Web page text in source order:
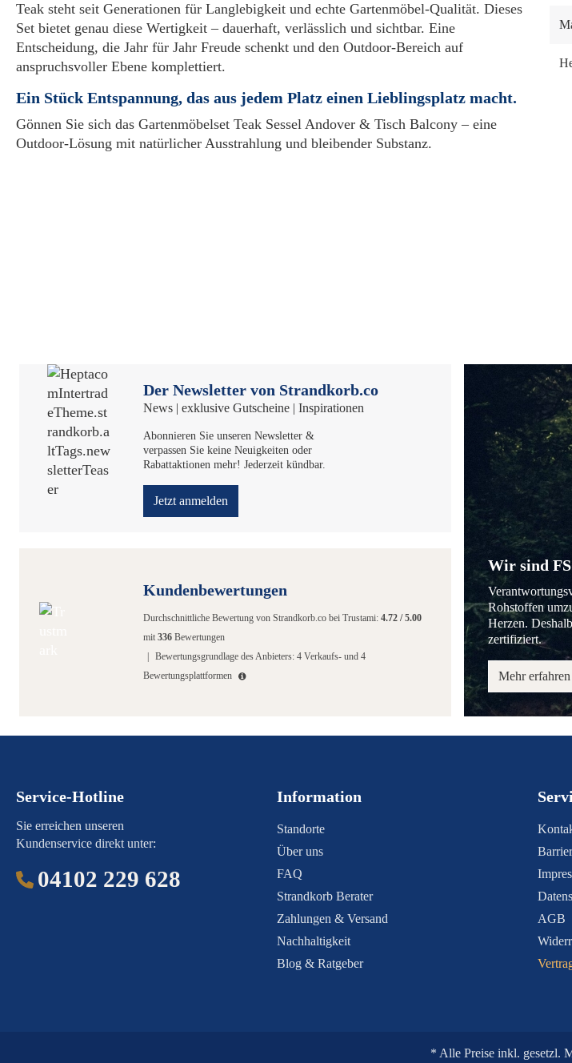
Teak steht seit Generationen für Langlebigkeit und echte Gartenmöbel-Qualität. Dieses
Set bietet genau diese Wertigkeit – dauerhaft, verlässlich und sichtbar. Eine
Entscheidung, die Jahr für Jahr Freude schenkt und den Outdoor-Bereich auf
anspruchsvoller Ebene komplettiert.
Ein Stück Entspannung, das aus jedem Platz einen Lieblingsplatz macht.
Gönnen Sie sich das Gartenmöbelset Teak Sessel Andover & Tisch Balcony – eine
Outdoor-Lösung mit natürlicher Ausstrahlung und bleibender Substanz.
Der Newsletter von Strandkorb.co
News | exklusive Gutscheine | Inspirationen
Abonnieren Sie unseren Newsletter &
verpassen Sie keine Neuigkeiten oder
Rabattaktionen mehr! Jederzeit kündbar.
Jetzt anmelden
Kundenbewertungen
Durchschnittliche Bewertung von Strandkorb.co bei Trustami: 4.72 /5.00
mit 336 Bewertungen
| Bewertungsgrundlage des Anbieters: 4 Verkaufs- und 4
Bewertungsplattformen
Wir sind
Rohstoffen
Herzen.
zertifiziert.
Mehr erfahren
Service-Hotline
Sie erreichen unseren
Kundenservice direkt unter:
04102 229 628
Information
Standorte
Über uns
FAQ
Strandkorb Berater
Zahlungen & Versand
Nachhaltigkeit
Blog & Ratgeber
AGB
* Alle Preise inkl. gesetzl.